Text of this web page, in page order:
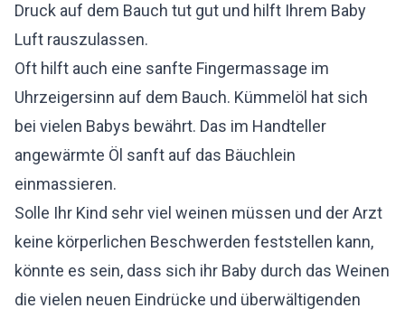
Druck auf dem Bauch tut gut und hilft Ihrem Baby
Luft rauszulassen.
Oft hilft auch eine sanfte Fingermassage im
Uhrzeigersinn auf dem Bauch. Kümmelöl hat sich
bei vielen Babys bewährt. Das im Handteller
angewärmte Öl sanft auf das Bäuchlein
einmassieren.
Solle Ihr Kind sehr viel weinen müssen und der Arzt
keine körperlichen Beschwerden feststellen kann,
könnte es sein, dass sich ihr Baby durch das Weinen
die vielen neuen Eindrücke und überwältigenden